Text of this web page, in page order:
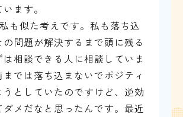
ます。
も似た考えです。私も落ち込
問題が解決するまで頭に残る
は相談できる人に相談していま
では落ち込まないでポジティ
うとしていたのですけど、逆効
メだなと思ったんです。最近